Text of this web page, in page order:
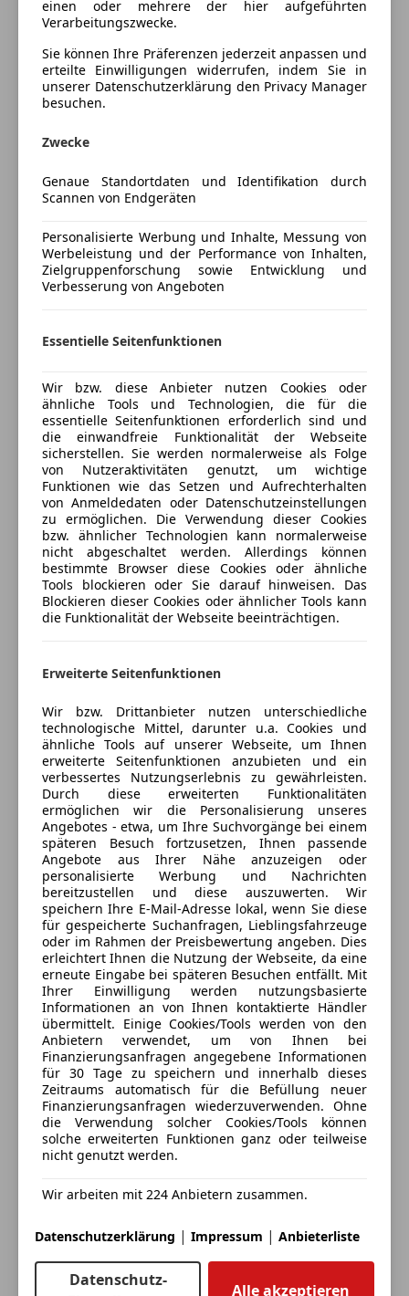
Tempomat
Android Auto
Apple CarPlay
Bordcomputer
Induktionsladen für Smartphones
USB
Volldigitales Kombiinstrument
Sicherheit
ABS
Alarmanlage
ESP
Fahrerairbag
Isofix
Kopfairbag
LED-Scheinwerfer
Nebelscheinwerfer
Notbremsassistent
Reifendruckkontrollsystem
Seitenairbag
Servolenkung
Tagfahrlicht
Zentralverriegelung mit Funkfernbedienung
Anhängerkupplung
Dachreling
Innenspiegel automatisch abblendend
Sprachsteuerung
Touchscreen
zu finden. Angaben ohne Gewähr! Mehr Bilder und
Info unter rt-automobile.at
Anhängerkupplung (Kugelkopf schwenkbar)
Außenspiegel elektr. anklappbar, alle Spiegel mit
BMW Live Cockpit Professional
Funktion
Metallic-Lackierung
Rückfahrkamera
Sitzheizung vorn
Preisbewertung
Mehr anzeigen
Versicherung
anpassen
Freischaden-Gutschein ab Stufe 0
Auto einfach online versichern & Rabatt holen
Jetzt berechnen
Verkäufer Händler
Sternebewertung 4.5 von 5
4,5Sterne
Anbieter auf AutoScout24 seit 2005
Showroom
Geschlossen
Öffnet um 8:00
Melkusstrasse 2 ,
4664 Oberweis, AT
Kontakt
Thomas Reiter
Alle Fahrzeuge des Anbieters
Anbieter kontaktieren
Deine Nachricht
Eintauschwagen: Kaufen und verkaufen in nur einem
einen oder mehrere der hier aufgeführten
Verarbeitungszwecke.
Sie können Ihre Präferenzen jederzeit anpassen und
erteilte Einwilligungen widerrufen, indem Sie in
unserer Datenschutzerklärung den Privacy Manager
besuchen.
Zwecke
Genaue Standortdaten und Identifikation durch
Scannen von Endgeräten
Personalisierte Werbung und Inhalte, Messung von
Werbeleistung und der Performance von Inhalten,
Zielgruppenforschung sowie Entwicklung und
Verbesserung von Angeboten
Essentielle Seitenfunktionen
Wir bzw. diese Anbieter nutzen Cookies oder
ähnliche Tools und Technologien, die für die
essentielle Seitenfunktionen erforderlich sind und
die einwandfreie Funktionalität der Webseite
sicherstellen. Sie werden normalerweise als Folge
von Nutzeraktivitäten genutzt, um wichtige
Funktionen wie das Setzen und Aufrechterhalten
von Anmeldedaten oder Datenschutzeinstellungen
zu ermöglichen. Die Verwendung dieser Cookies
bzw. ähnlicher Technologien kann normalerweise
nicht abgeschaltet werden. Allerdings können
bestimmte Browser diese Cookies oder ähnliche
Tools blockieren oder Sie darauf hinweisen. Das
Blockieren dieser Cookies oder ähnlicher Tools kann
die Funktionalität der Webseite beeinträchtigen.
Erweiterte Seitenfunktionen
Wir bzw. Drittanbieter nutzen unterschiedliche
technologische Mittel, darunter u.a. Cookies und
ähnliche Tools auf unserer Webseite, um Ihnen
erweiterte Seitenfunktionen anzubieten und ein
verbessertes Nutzungserlebnis zu gewährleisten.
Durch diese erweiterten Funktionalitäten
ermöglichen wir die Personalisierung unseres
Angebotes - etwa, um Ihre Suchvorgänge bei einem
späteren Besuch fortzusetzen, Ihnen passende
Angebote aus Ihrer Nähe anzuzeigen oder
personalisierte Werbung und Nachrichten
bereitzustellen und diese auszuwerten. Wir
speichern Ihre E-Mail-Adresse lokal, wenn Sie diese
für gespeicherte Suchanfragen, Lieblingsfahrzeuge
oder im Rahmen der Preisbewertung angeben. Dies
erleichtert Ihnen die Nutzung der Webseite, da eine
erneute Eingabe bei späteren Besuchen entfällt. Mit
Ihrer Einwilligung werden nutzungsbasierte
Informationen an von Ihnen kontaktierte Händler
übermittelt. Einige Cookies/Tools werden von den
Anbietern verwendet, um von Ihnen bei
Finanzierungsanfragen angegebene Informationen
für 30 Tage zu speichern und innerhalb dieses
Zeitraums automatisch für die Befüllung neuer
Finanzierungsanfragen wiederzuverwenden. Ohne
die Verwendung solcher Cookies/Tools können
solche erweiterten Funktionen ganz oder teilweise
nicht genutzt werden.
Wir arbeiten mit 224 Anbietern zusammen.
Datenschutzerklärung | Impressum | Anbieterliste
Datenschutz-
Alle akzeptieren